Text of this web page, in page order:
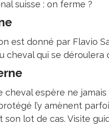
suisse : on ferme ?
est donné par Flavio
cheval qui se déroulera
espère ne jamais
l’y amènent
lot de cas. Visite